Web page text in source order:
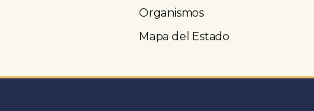
Organismos
Mapa del Estado